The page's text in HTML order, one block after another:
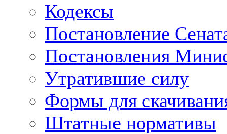
Кодексы
Постановление
Постановления
Утратившие силу
Формы для
Штатные нормативы